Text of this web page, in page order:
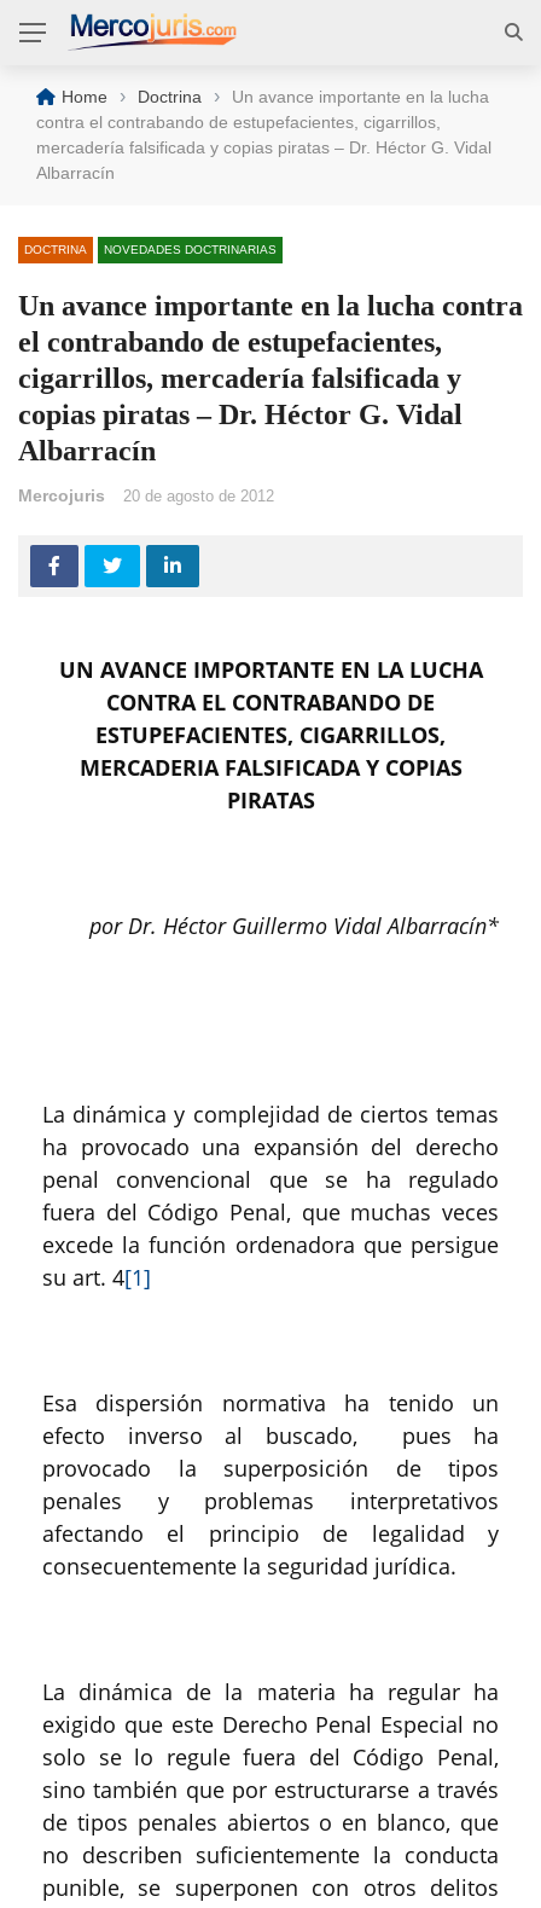
Home › Doctrina ›
Un avance importante en la lucha
contra el contrabando de estupefacientes, cigarrillos,
mercadería falsificada y copias piratas – Dr. Héctor G. Vidal
Albarracín
DOCTRINA NOVEDADES DOCTRINARIAS
Un avance importante en la lucha contra
el contrabando de estupefacientes,
cigarrillos, mercadería falsificada y
copias piratas – Dr. Héctor G. Vidal
Albarracín
Mercojuris 20 de agosto de 2012
UN AVANCE IMPORTANTE EN LA LUCHA
CONTRA EL CONTRABANDO DE
ESTUPEFACIENTES, CIGARRILLOS,
MERCADERIA FALSIFICADA Y COPIAS
PIRATAS
por Dr. Héctor Guillermo Vidal Albarracín*
La dinámica y complejidad de ciertos temas
ha provocado una expansión del derecho
penal convencional que se ha regulado
fuera del Código Penal, que muchas veces
excede la función ordenadora que persigue
su art. 4[1]
Esa dispersión normativa ha tenido un
efecto inverso al buscado, pues ha
provocado la superposición de tipos
penales y problemas interpretativos
afectando el principio de legalidad y
consecuentemente la seguridad jurídica.
La dinámica de la materia ha regular ha
exigido que este Derecho Penal Especial no
solo se lo regule fuera del Código Penal,
sino también que por estructurarse a través
de tipos penales abiertos o en blanco, que
no describen suficientemente la conducta
punible, se superponen con otros delitos